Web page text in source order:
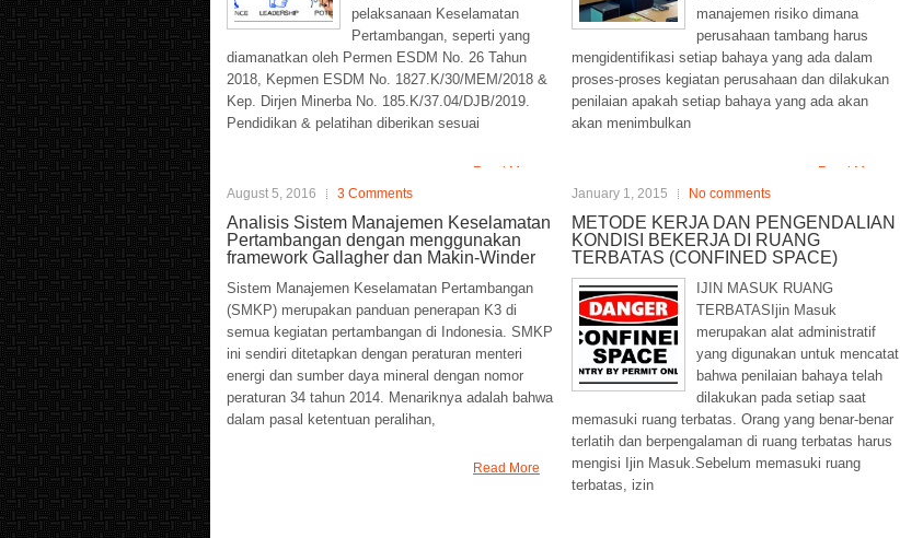
pelaksanaan Keselamatan
Pertambangan, seperti yang
diamanatkan oleh Permen ESDM No. 26 Tahun
2018, Kepmen ESDM No. 1827.K/30/MEM/2018 &
Kep. Dirjen Minerba No. 185.K/37.04/DJB/2019.
Pendidikan & pelatihan diberikan sesuai
Read More
manajemen risiko dimana
perusahaan tambang harus
mengidentifikasi setiap bahaya yang ada dalam
proses-proses kegiatan perusahaan dan dilakukan
penilaian apakah setiap bahaya yang ada akan
akan menimbulkan
Read More
August 5, 2016
3 Comments
Analisis Sistem Manajemen Keselamatan
Pertambangan dengan menggunakan
framework Gallagher dan Makin-Winder
Sistem Manajemen Keselamatan Pertambangan
(SMKP) merupakan panduan penerapan K3 di
semua kegiatan pertambangan di Indonesia. SMKP
ini sendiri ditetapkan dengan peraturan menteri
energi dan sumber daya mineral dengan nomor
peraturan 34 tahun 2014. Menariknya adalah bahwa
dalam pasal ketentuan peralihan,
Read More
January 1, 2015 No comments
METODE KERJA DAN PENGENDALIAN
KONDISI BEKERJA DI RUANG
TERBATAS (CONFINED SPACE)
IJIN MASUK RUANG
TERBATASIjin Masuk
merupakan alat administratif
yang digunakan untuk mencatat
bahwa penilaian bahaya telah
dilakukan pada setiap saat
memasuki ruang terbatas. Orang yang benar-benar
terlatih dan berpengalaman di ruang terbatas harus
mengisi Ijin Masuk.Sebelum memasuki ruang
terbatas, izin